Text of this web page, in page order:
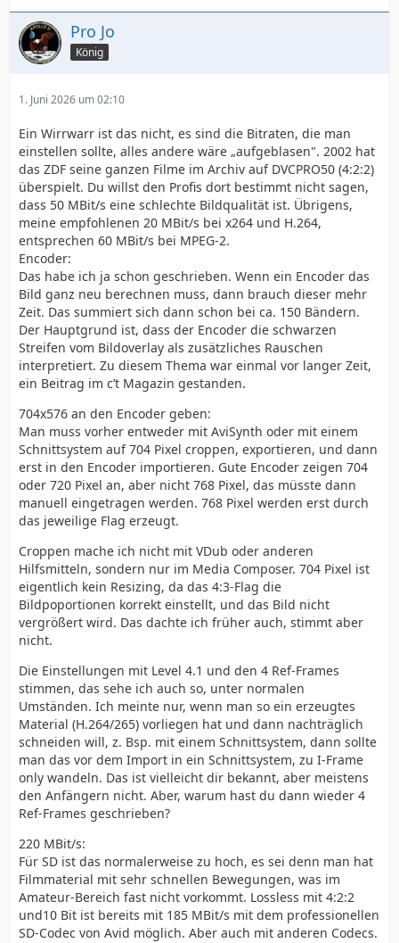
Pro Jo
König
1. Juni 2026 um 02:10
Ein Wirrwarr ist das nicht, es sind die Bitraten, die man
einstellen sollte, alles andere wäre „aufgeblasen". 2002 hat
das ZDF seine ganzen Filme im Archiv auf DVCPRO50 (4:2:2)
überspielt. Du willst den Profis dort bestimmt nicht sagen,
dass 50 MBit/s eine schlechte Bildqualität ist. Übrigens,
meine empfohlenen 20 MBit/s bei x264 und H.264,
entsprechen 60 MBit/s bei MPEG-2.
Encoder:
Das habe ich ja schon geschrieben. Wenn ein Encoder das
Bild ganz neu berechnen muss, dann brauch dieser mehr
Zeit. Das summiert sich dann schon bei ca. 150 Bändern.
Der Hauptgrund ist, dass der Encoder die schwarzen
Streifen vom Bildoverlay als zusätzliches Rauschen
interpretiert. Zu diesem Thema war einmal vor langer Zeit,
ein Beitrag im c’t Magazin gestanden.
704x576 an den Encoder geben:
Man muss vorher entweder mit AviSynth oder mit einem
Schnittsystem auf 704 Pixel croppen, exportieren, und dann
erst in den Encoder importieren. Gute Encoder zeigen 704
oder 720 Pixel an, aber nicht 768 Pixel, das müsste dann
manuell eingetragen werden. 768 Pixel werden erst durch
das jeweilige Flag erzeugt.
Croppen mache ich nicht mit VDub oder anderen
Hilfsmitteln, sondern nur im Media Composer. 704 Pixel ist
eigentlich kein Resizing, da das 4:3-Flag die
Bildpoportionen korrekt einstellt, und das Bild nicht
vergrößert wird. Das dachte ich früher auch, stimmt aber
nicht.
Die Einstellungen mit Level 4.1 und den 4 Ref-Frames
stimmen, das sehe ich auch so, unter normalen
Umständen. Ich meinte nur, wenn man so ein erzeugtes
Material (H.264/265) vorliegen hat und dann nachträglich
schneiden will, z. Bsp. mit einem Schnittsystem, dann sollte
man das vor dem Import in ein Schnittsystem, zu I-Frame
only wandeln. Das ist vielleicht dir bekannt, aber meistens
den Anfängern nicht. Aber, warum hast du dann wieder 4
Ref-Frames geschrieben?
220 MBit/s:
Für SD ist das normalerweise zu hoch, es sei denn man hat
Filmmaterial mit sehr schnellen Bewegungen, was im
Amateur-Bereich fast nicht vorkommt. Lossless mit 4:2:2
und10 Bit ist bereits mit 185 MBit/s mit dem professionellen
SD-Codec von Avid möglich. Aber auch mit anderen Codecs.